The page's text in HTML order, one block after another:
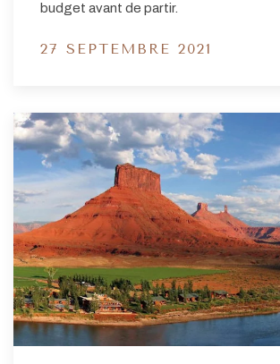
budget avant de partir.
27 SEPTEMBRE 2021